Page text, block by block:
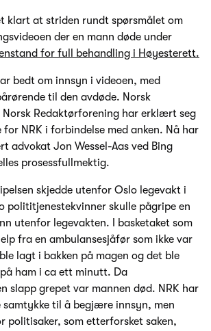
klart at striden rundt spørsmålet om
der en mann døde under
for full behandling i Høyesterett.
bedt om innsyn i videoen, med
til den avdøde. Norsk
Norsk Redaktørforening har erklært seg
NRK i forbindelse med anken. Nå har
advokat Jon Wessel-Aas ved Bing
prosessfullmektig.
skjedde utenfor Oslo legevakt i
polititjenestekvinner skulle pågripe en
utenfor legevakten. I basketaket som
fra en ambulansesjåfør som ikke var
lagt i bakken på magen og det ble
ham i ca ett minutt. Da
slapp grepet var mannen død. NRK har
til å begjære innsyn, men
politisaker, som etterforsket saken,